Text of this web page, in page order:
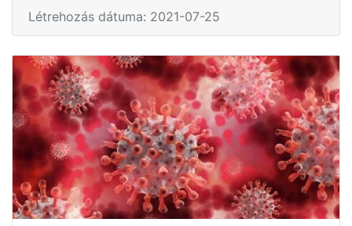
Létrehozás dátuma: 2021-07-25